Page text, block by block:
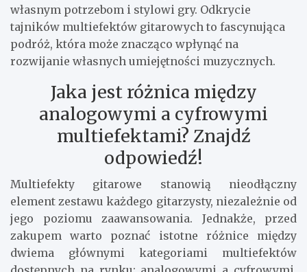
własnym potrzebom i stylowi gry. Odkrycie
tajników multiefektów gitarowych to fascynująca
podróż, która może znacząco wpłynąć na
rozwijanie własnych umiejętności muzycznych.
Jaka jest różnica między
analogowymi a cyfrowymi
multiefektami? Znajdź
odpowiedź!
Multiefekty gitarowe stanowią nieodłączny
element zestawu każdego gitarzysty, niezależnie od
jego poziomu zaawansowania. Jednakże, przed
zakupem warto poznać istotne różnice między
dwiema głównymi kategoriami multiefektów